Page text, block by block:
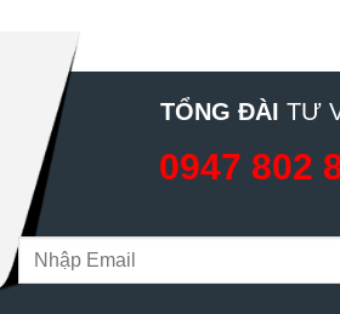
TỔNG ĐÀI TƯ
0947 802